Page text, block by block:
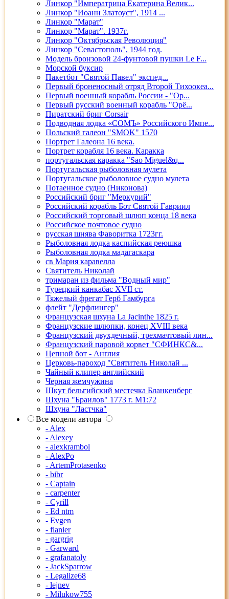
Линкор "Императрица Екатерина Велик...
Линкор "Иоанн Златоуст", 1914 ...
Линкор "Марат"
Линкор "Марат". 1937г.
Линкор "Октябрьская Революция"
Линкор "Севастополь", 1944 год.
Модель бронзовой 24-фунтовой пушки Le F...
Морской буксир
Пакетбот "Святой Павел" экспед...
Первый броненосный отряд Второй Тихоокеа...
Первый военный корабль России - "Ор...
Первый русский военный корабль "Орё...
Пиратский бриг Corsair
Подводная лодка «СОМЪ» Российского Импе...
Польский галеон "SMOK" 1570
Портрет Галеона 16 века.
Портрет корабля 16 века. Каракка
португальская каракка "Sao Miguel&q...
Португальская рыболовная мулета
Португальское рыболовное судно мулета
Потаенное судно (Никонова)
Российский бриг "Меркурий"
Российский корабль Бот Святой Гавриил
Российский торговый шлюп конца 18 века
Российское почтовое судно
русская шнява Фаворитка 1723гг.
Рыболовная лодка каспийская реюшка
Рыболовная лодка мадагаскара
св Мария каравелла
Святитель Николай
тримаран из фильма "Водный мир"
Турецкий канкабас XVII ст.
Тяжелый фрегат Герб Гамбурга
флейт "Дерфлингер"
Французская шхуна La Jacinthe 1825 г.
Французские шлюпки, конец XVIII века
Французский двухдечный, трехмачтовый лин...
Французский паровой корвет "СФИНКС&...
Цепной бот - Англия
Церковь-пароход "Святитель Николай ...
Чайный клипер английский
Черная жемчужина
Шкут бельгийский местечка Бланкенберг
Шхуна "Браилов" 1773 г. М1:72
Шхуна "Ластчка"
Все модели автора
- Alex
- Alexey
- alexkrambol
- AlexPo
- ArtemProtasenko
- bibr
- Captain
- carpenter
- Cyrill
- Ed ntm
- Evgen
- flanier
- gargrig
- Garward
- grafanatoly
- JackSparrow
- Legalize68
- lejnev
- Milukow755